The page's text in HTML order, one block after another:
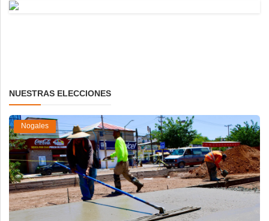
NUESTRAS ELECCIONES
Nogales